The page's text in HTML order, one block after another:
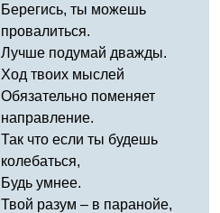
Берегись, ты можешь
провалиться.
Лучше подумай дважды.
Ход твоих мыслей
Обязательно поменяет
направление.
Так что если ты будешь
колебаться,
Будь умнее.
Твой разум – в паранойе,